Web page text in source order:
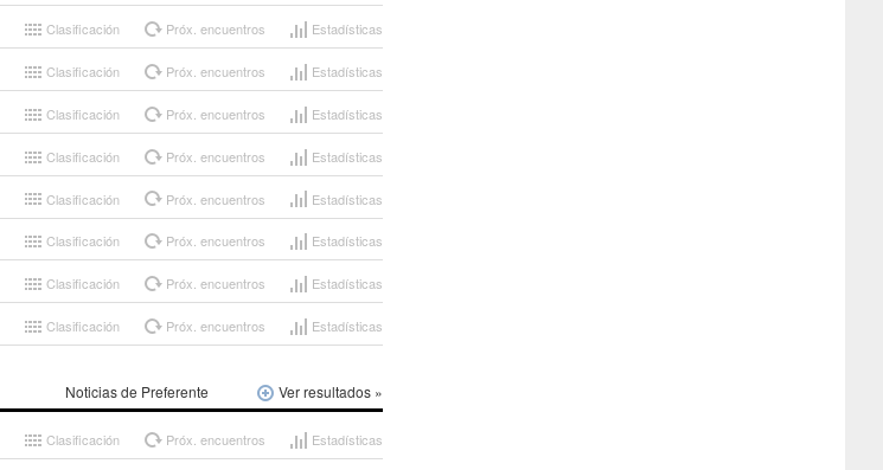
Estadísticas
Próx. encuentros
Clasificación
Estadísticas
Próx. encuentros
Clasificación
Estadísticas
Próx. encuentros
Clasificación
Estadísticas
Próx. encuentros
Clasificación
Estadísticas
Próx. encuentros
Clasificación
Estadísticas
Próx. encuentros
Clasificación
Estadísticas
Próx. encuentros
Clasificación
Estadísticas
Próx. encuentros
Clasificación
Ver resultados »
Noticias de Preferente
Estadísticas
Próx. encuentros
Clasificación